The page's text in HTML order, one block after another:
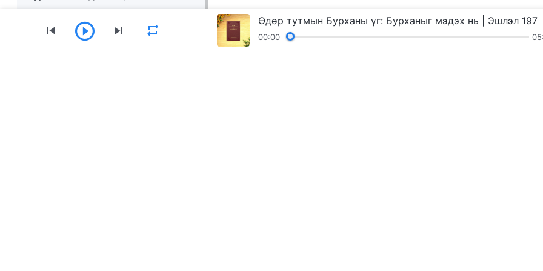
Өдөр тутмын Бурханы үг: Бурханыг мэдэх нь | Эшлэл 197
00:00